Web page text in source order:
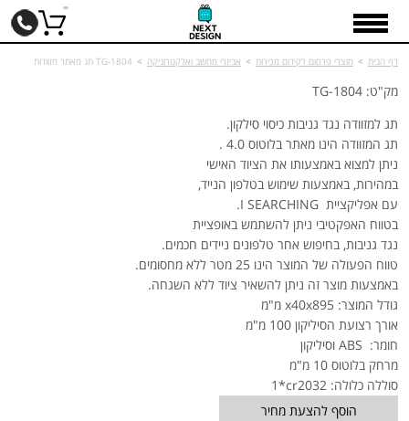
דף הבית > מוצרי פרסום לקידום מכירות > אביזרי מחשב ואלקטרוניקה > TG-1804 תג מאתר מזוודות
מק"ט: TG-1804
תג למזוודה נגד גניבות כיסוי סילקון.
תג המזוודה הינו מאתר בלוטוס 4.0 .
ניתן למצוא באמצעותו את הציוד האישי
במהירות, באמצעות שימוש בטלפון הנייד,
עם אפליקציית I SEARCHING
.
בטווח האפקטיבי ניתן להשתמש באופציית
נגד גניבות, בחיפוש אחר טלפונים ניידים חכמים.
טווח הפעולה של המוצר הינו 25 מטר ללא מחסומים.
באמצעות מוצר זה ניתן להשאיר ציוד ללא השגחה.
גודל המוצר: 95
x40x8 מ"מ
אורך רצועת הסיליקון 100 מ"מ
חומר: ABS וסיליקון
מרחק בלוטוס 10 מ"מ
סוללה כלולה: 1*cr2032
הוסף להצעת מחיר